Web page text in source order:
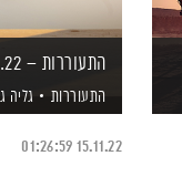
התעוררות – 15.11.22
התעוררות גליה
15.11.22
01:26:59